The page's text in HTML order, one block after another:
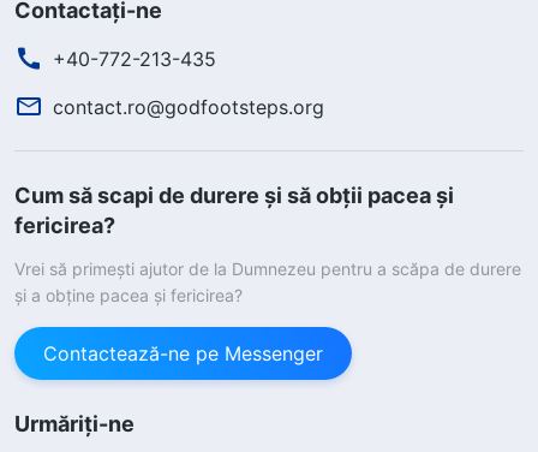
Contactați-ne
+40-772-213-435
contact.ro@godfootsteps.org
Cum să scapi de durere și să obții pacea și
fericirea?
Vrei să primești ajutor de la Dumnezeu pentru a scăpa de durere
și a obține pacea și fericirea?
Contactează-ne pe Messenger
Urmăriți-ne